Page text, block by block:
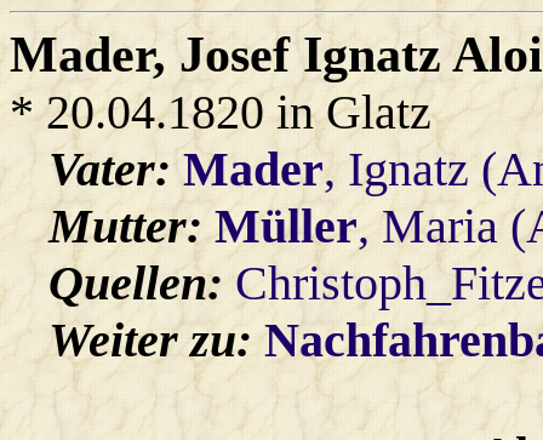
Mader, Josef Ignatz
* 20.04.1820 in Glatz
Vater:Mader, Ignatz
Mutter:Müller, Maria
Quellen:
Weiter zu: